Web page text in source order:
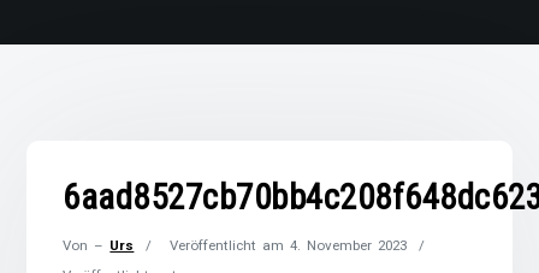
Von – Urs Veröffentlicht am4. November 2023